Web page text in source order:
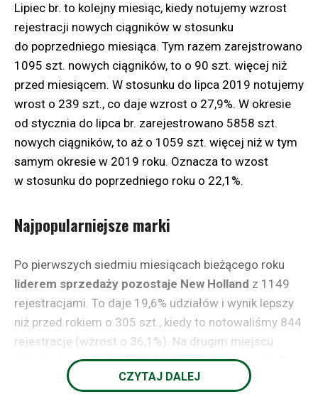
musi samodzielnie płacić zaliczki na podatek od
uzyskanego wynagrodzenia. Umowy zlecenie
zmuszają, podobnie jak umowy o pracę,
do stosowania minimalnej stawki miesięcznej
wynagrodzenia oraz zachowania przepisów BHP.
W związku z rocznym rozliczeniem
podatkowym, ustalaniem zaliczek oraz rozliczeniem
składek ubezpieczeniowych, rolnik z tytułu umowy
zlecenie przy pracach rolnych i sezonowych:
ma obowiązek zgłosić się jako płatnik składek w
do odpowiednich ubezpieczeń
zatrudnionych (ZUS ZUA, ZUS ZZA),
przygotowywać miesięczne raporty imienne
do organów rozliczeniowych (ZUS DRA, ZUS
RCA) oraz roczne podsumowanie zapłaconych
jednak nie musi sporządzać PIT-11 czy PIT-4R,
Lipiec br. to kolejny miesiąc, kiedy notujemy wzrost
rejestracji nowych ciągników w stosunku
do poprzedniego miesiąca. Tym razem zarejstrowano
1095 szt. nowych ciągników, to o 90 szt. więcej niż
przed miesiącem. W stosunku do lipca 2019 notujemy
wrost o 239 szt., co daje wzrost o 27,9%. W okresie
od stycznia do lipca br. zarejestrowano 5858 szt.
nowych ciągników, to aż o 1059 szt. więcej niż w tym
samym okresie w 2019 roku. Oznacza to wzost
w stosunku do poprzedniego roku o 22,1%.
Najpopularniejsze marki
Po pierwszych siedmiu miesiącach bieżącego roku
liderem sprzedaży pozostaje New Holland z 1149
rejestracjami. To daje 19,6% udziałów i wynik lepszy
niż przed rokiem o 305 szt., kiedy to notowaliśmy 844
rejestracje (wzrost o 36,1%). Na drugim miejscu
utrzymuje się markaKubotaz 682 rejestracjami. To
daje 11,6% udziałów rynkowych. Kubota również
CZYTAJ DALEJ